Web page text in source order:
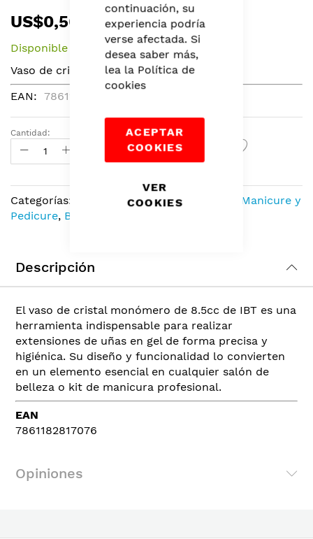
continuación, su
experiencia podría
verse afectada. Si
desea saber más,
lea la Política de
cookies
ACEPTAR
COOKIES
VER
COOKIES
to
beginning
of
the
images
gallery
US$0,56
Disponible
Vaso de cristal monómero de 8.5cc IBT.
EAN
7861182817076
Cantidad:
Agregar Al Carrito
Categorías: Implementos y Herramientas
Manicure y
Pedicure, Belleza
Descripción
El vaso de cristal monómero de 8.5cc de IBT es una
herramienta indispensable para realizar
extensiones de uñas en gel de forma precisa y
higiénica. Su diseño y funcionalidad lo convierten
en un elemento esencial en cualquier salón de
belleza o kit de manicura profesional.
EAN
7861182817076
Opiniones